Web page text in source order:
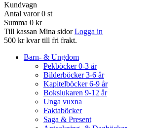
Kundvagn
Antal varor 0 st
Summa 0 kr
Till kassan Mina sidor Logga in
500 kr kvar till fri frakt.
Barn- & Ungdom
Pekböcker 0-3 år
Bilderböcker 3-6 år
Kapitelböcker 6-9 år
Bokslukaren 9-12 år
Unga vuxna
Faktaböcker
Saga & Present